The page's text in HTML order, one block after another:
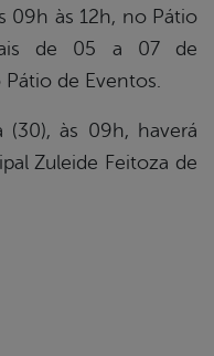
09h às 12h, no Pátio
de 05 a 07 de
de Eventos.
(30), às 09h, haverá
Zuleide Feitoza de